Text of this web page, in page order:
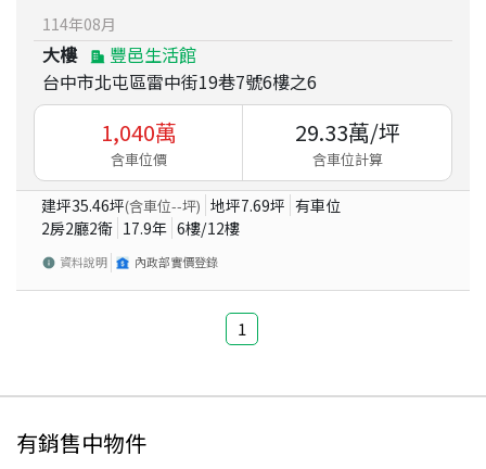
114年08月
大樓
豐邑生活館
台中市北屯區雷中街19巷7號6樓之6
1,040萬
含車位價
29.33萬/坪
含車位計算
建坪35.46坪(含車位--坪) 地坪7.69坪 有車位
2房2廳2衛 17.9年 6樓/12樓
資料說明 內政部實價登錄
1
有銷售中物件